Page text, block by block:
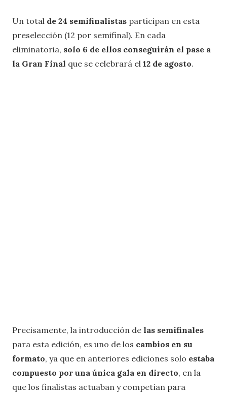
Un total de 24 semifinalistas participan en esta
preselección (12 por semifinal). En cada
eliminatoria, solo 6 de ellos conseguirán el pase a
la Gran Final que se celebrará el 12 de agosto.
Precisamente, la introducción de las semifinales
para esta edición, es uno de los cambios en su
formato, ya que en anteriores ediciones solo estaba
compuesto por una única gala en directo, en la
que los finalistas actuaban y competían para